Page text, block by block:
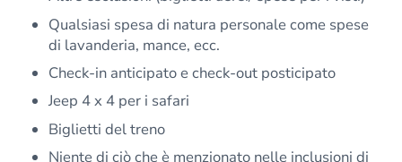
Qualsiasi spesa di natura personale come spese
di lavanderia, mance, ecc.
Check-in anticipato e check-out posticipato
Jeep 4 x 4 per i safari
Biglietti del treno
Niente di ciò che è menzionato nelle inclusioni di